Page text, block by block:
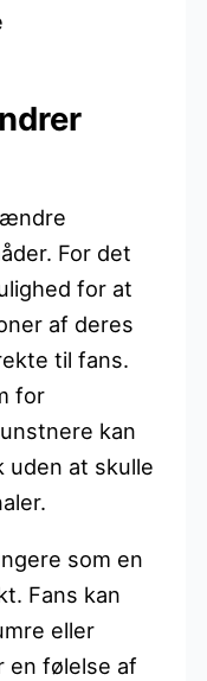
ændre
For det
for at
af deres
til fans.
for
kan
uden at skulle
som en
Fans kan
eller
en følelse af